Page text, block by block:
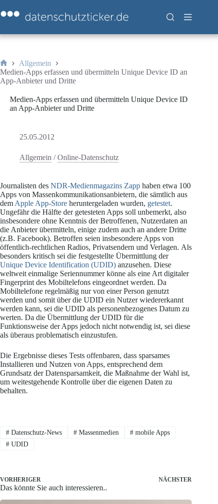
Inhalt
springen
Start
Allgemein
Medien-Apps erfassen und übermitteln Unique Device ID an
App-Anbieter und Dritte
Medien-Apps erfassen und übermitteln Unique Device ID
an App-Anbieter und Dritte
25.05.2012
Allgemein /Online-Datenschutz
Journalisten des NDR-Medienmagazins Zapp haben etwa 100
Apps von Massenkommunikationsanbietern, die sämtlich aus
dem Apple App-Store heruntergeladen wurden, getestet.
Ungefähr die Hälfte der getesteten Apps soll unbemerkt, also
insbesondere ohne Kenntnis der Betroffenen, Nutzerdaten an
die Anbieter übermitteln, einige zudem auch an andere Dritte
(z.B. Facebook). Betroffen seien insbesondere Apps von
öffentlich-rechtlichen Radios, Privatsendern und Verlagen. Als
besonders kritisch sei die festgestellte Übermittlung der
Unique Device Identification (UDID) anzusehen. Diese
weltweit einmalige Seriennummer könne als eine Art digitaler
Fingerprint des Mobiltelefons eingeordnet werden. Da
Mobiltelefone regelmäßig nur von einer Person genutzt
werden und somit über die UDID ein Nutzer wiedererkannt
werden kann, sei die UDID als personenbezogenes Datum zu
werten. Da die Übermittlung der UDID für die
Funktionsweise der Apps jedoch nicht notwendig ist, sei diese
als überaus problematisch einzustufen.
Die Ergebnisse dieses Tests offenbaren, dass sparsames
Installieren und Nutzen von Apps, entsprechend dem
Grundsatz der Datensparsamkeit, die Maßnahme der Wahl ist,
um weitestgehende Kontrolle über die eigenen Daten zu
behalten.
#Datenschutz-News #Massenmedien # mobile Apps
#UDID
VORHERIGER NÄCHSTER
Das könnte Sie auch interessieren..